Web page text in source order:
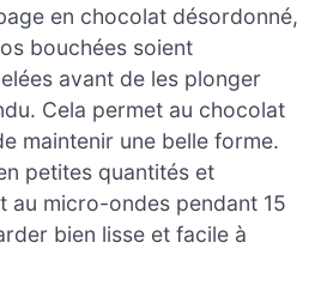
en chocolat désordonné,
bouchées soient
avant de les plonger
Cela permet au chocolat
maintenir une belle forme.
petites quantités et
au micro-ondes pendant 15
bien lisse et facile à